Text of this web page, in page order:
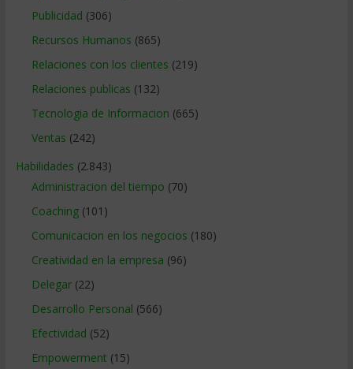
Publicidad (306)
Recursos Humanos (865)
Relaciones con los clientes (219)
Relaciones publicas (132)
Tecnologia de Informacion (665)
Ventas (242)
Habilidades (2.843)
Administracion del tiempo (70)
Coaching(101)
Comunicacion en los negocios (180)
Creatividad en la empresa (96)
Delegar(22)
Desarrollo Personal (566)
Efectividad (52)
Empowerment (15)